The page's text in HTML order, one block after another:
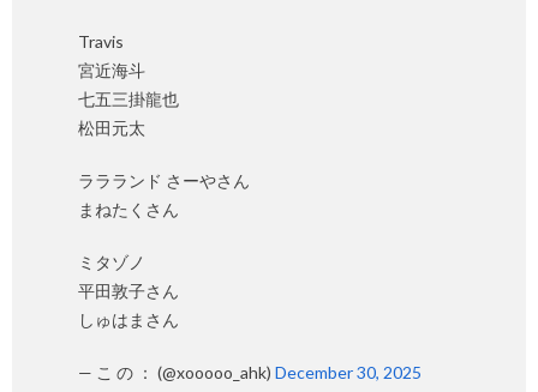
Travis
宮近海斗
七五三掛龍也
松田元太
ララランド さーやさん
まねたくさん
ミタゾノ
平田敦子さん
しゅはまさん
— こ の ： (@xooooo_ahk) December 30, 2025